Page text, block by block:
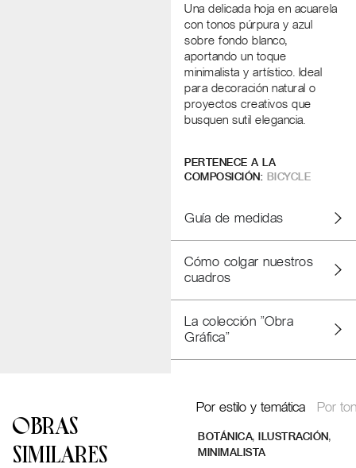
Una delicada hoja en acuarela
con tonos púrpura y azul
sobre fondo blanco,
aportando un toque
minimalista y artístico. Ideal
para decoración natural o
proyectos creativos que
busquen sutil elegancia.
PERTENECE A LA
COMPOSICIÓN: BICYCLE
Guía de medidas
Cómo colgar nuestros
cuadros
La colección "Obra
Gráfica"
OBRAS
SIMILARES
Por estilo y temática Por
BOTÁNICA, ILUSTRACIÓN,
MINIMALISTA